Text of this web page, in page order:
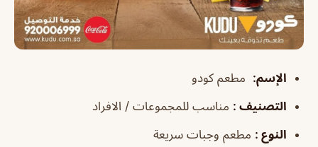
الإسم: مطعم كودو
التصنيف : مناسب للمجموعات / الافراد
النوع : مطعم وجبات سريعة